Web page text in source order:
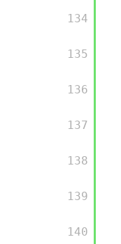
      134
      135
      136
      137
      138
      139
      140